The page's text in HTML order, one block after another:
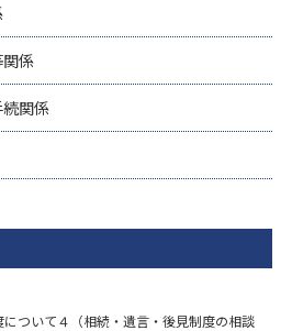
係
関係
ついて４（相続・遺言・後見制度の相談